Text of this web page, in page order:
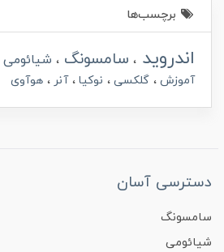
برچسب‌ها
اندروید سامسونگ شیائومی
آموزش
گلکسی نوکیا آنر هوآوی
دسترسی آسان
سامسونگ
شیائومی